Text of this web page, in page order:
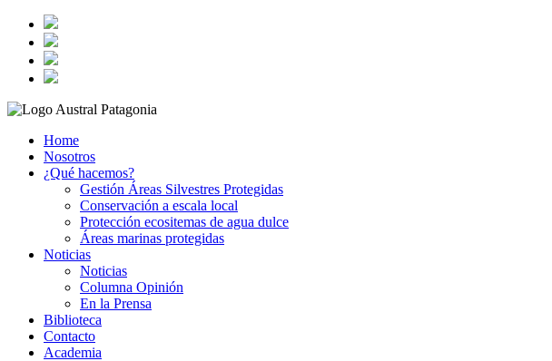
Home
Nosotros
¿Qué hacemos?
Gestión Áreas Silvestres Protegidas
Conservación a escala local
Protección ecositemas de agua dulce
Áreas marinas protegidas
Noticias
Noticias
Columna Opinión
En la Prensa
Biblioteca
Contacto
Academia